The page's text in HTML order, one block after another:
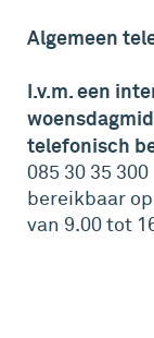
Algemeen
I.v.m. een
telefonisch
085 30 35 300
bereikbaar
van 9.00 tot